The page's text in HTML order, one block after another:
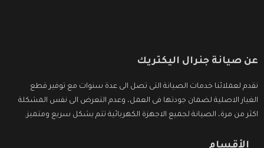
عن صيانة جنرال اليكتريك
نقدم لعملائنا خدمات الصيانة التى تصل الى عدة سنوات مع توفير قطع
الغيار الاصلية لضمان جودتها فى العمل، وعدم التعرض الى نفس المشكلة
اكثر من مرة، الصيانة لجميع الاجهزة الكهربائية تتم بشكل سريع ومتميز.
الأقسام